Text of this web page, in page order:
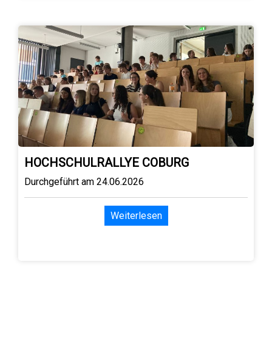
HOCHSCHULRALLYE COBURG
Durchgeführt am 24.06.2026
Weiterlesen